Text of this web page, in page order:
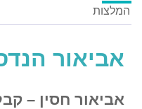
המלצות
אביאור
אביאור חסין –